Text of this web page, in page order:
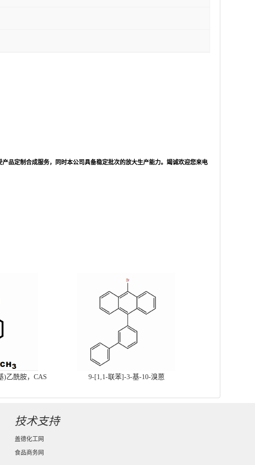
品定制合成服务，同时本公司具备稳定批次的放大生产能力。竭诚欢迎您来电
)乙酰胺，CAS
9-[1,1-联苯]-3-基-10-溴蒽
技术支持
盖德化工网
食品商务网